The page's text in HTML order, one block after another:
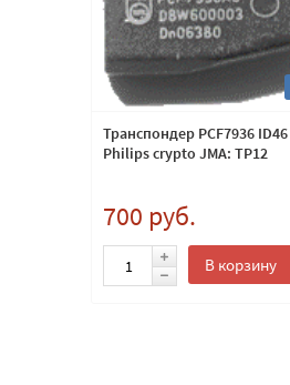
Транспондер PCF7936 ID46
Philips crypto JMA: TP12
700 руб.
В корзину